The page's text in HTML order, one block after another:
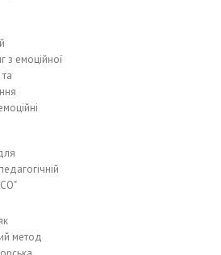
з емоційної
метод